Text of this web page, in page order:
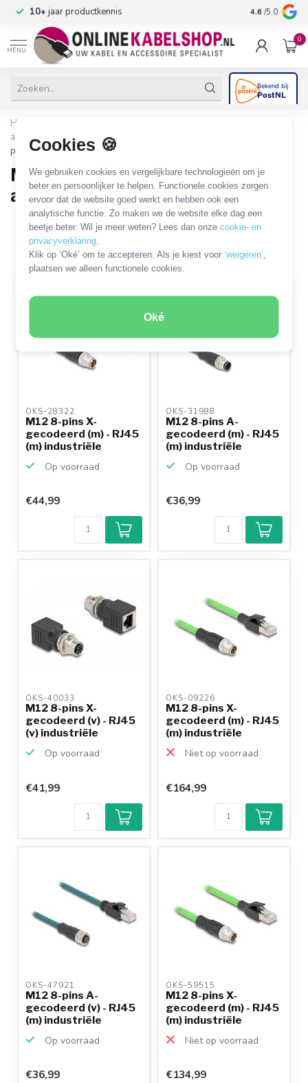
Cookies 🍪
We gebruiken cookies en vergelijkbare technologieën om je
beter en persoonlijker te helpen. Functionele cookies zorgen
ervoor dat de website goed werkt en hebben ook een
analytische functie. Zo maken we de website elke dag een
beetje beter. Wil je meer weten? Lees dan onzecookie- en
privacyverklaring
Klik op ‘Oké’ om te accepteren. Als je kiest voor‘weigeren’
plaatsen we alleen functionele cookies.
Oké
10+jaar productkennis 4.6 /5.0
MENU
0
Home
adapters
Industrial Ethernet (IE) kabels en adapters
pins - RJ45 kabels en adapters
M12 8-pins - RJ45 kabels en
adapters
43 PRODUCTEN
Filters SORTEER OP
OKS-28322
M12 8-pins X-
gecodeerd (m) - RJ45
(m) industriële
Op voorraad
€44,99
OKS-31988
M12 8-pins A-
gecodeerd (m) - RJ45
(m) industriële
Op voorraad
€36,99
OKS-40033
M12 8-pins X-
gecodeerd (v) - RJ45
(v) industriële
Op voorraad
€41,99
OKS-09226
M12 8-pins X-
gecodeerd (m) - RJ45
(m) industriële
netwerk...
Niet op voorraad
€164,99
OKS-47921
M12 8-pins A-
gecodeerd (v) - RJ45
(m) industriële
Op voorraad
€36,99
OKS-59515
M12 8-pins X-
gecodeerd (m) - RJ45
(m) industriële
Niet op voorraad
€134,99